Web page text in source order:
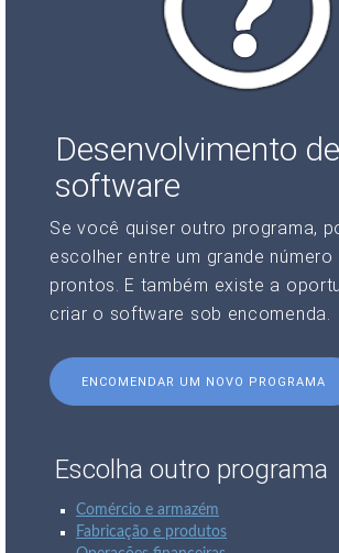
Desenvolvimento de
software
Se você quiser outro programa,
escolher entre um grande
prontos. E também existe a
criar o software sob encomenda.
ENCOMENDAR UM NOVO PROGRAMA
Escolha outro programa
Comércio e armazém
Fabricação e produtos